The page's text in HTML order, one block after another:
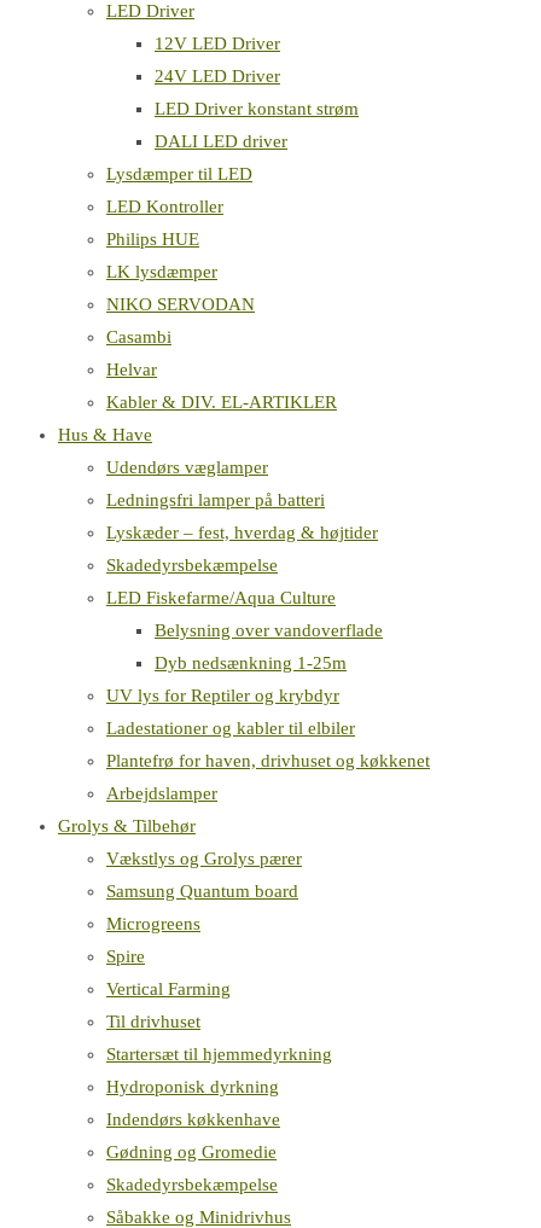
LED Driver
12V LED Driver
24V LED Driver
LED Driver konstant strøm
DALI LED driver
Lysdæmper til LED
LED Kontroller
Philips HUE
LK lysdæmper
NIKO SERVODAN
Casambi
Helvar
Kabler & DIV. EL-ARTIKLER
Hus & Have
Udendørs væglamper
Ledningsfri lamper på batteri
Lyskæder – fest, hverdag & højtider
Skadedyrsbekæmpelse
LED Fiskefarme/Aqua Culture
Belysning over vandoverflade
Dyb nedsænkning 1-25m
UV lys for Reptiler og krybdyr
Ladestationer og kabler til elbiler
Plantefrø for haven, drivhuset og køkkenet
Arbejdslamper
Grolys & Tilbehør
Vækstlys og Grolys pærer
Samsung Quantum board
Microgreens
Spire
Vertical Farming
Til drivhuset
Startersæt til hjemmedyrkning
Hydroponisk dyrkning
Indendørs køkkenhave
Gødning og Gromedie
Skadedyrsbekæmpelse
Såbakke og Minidrivhus